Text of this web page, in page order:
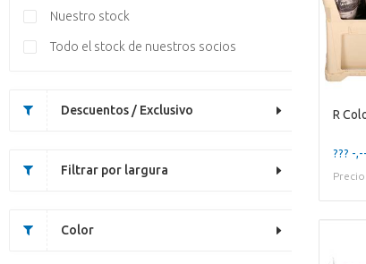
Nuestro stock
Todo el stock de nuestros socios
Descuentos / Exclusivo
Filtrar por largura
Color
R
??? -,--